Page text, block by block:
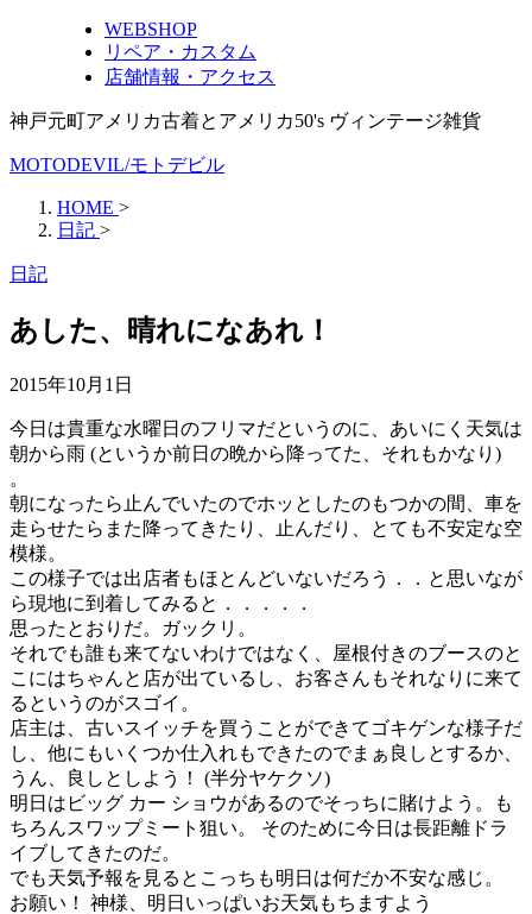
WEBSHOP
リペア・カスタム
店舗情報・アクセス
神戸元町アメリカ古着とアメリカ50's ヴィンテージ雑貨
MOTODEVIL/モトデビル
HOME >
日記 >
日記
あした、晴れになあれ！
2015年10月1日
今日は貴重な水曜日のフリマだというのに、あいにく天気は
朝から雨 (というか前日の晩から降ってた、それもかなり)
。
朝になったら止んでいたのでホッとしたのもつかの間、車を
走らせたらまた降ってきたり、止んだり、とても不安定な空
模様。
この様子では出店者もほとんどいないだろう．．と思いなが
ら現地に到着してみると．．．．．
思ったとおりだ。ガックリ。
それでも誰も来てないわけではなく、屋根付きのブースのと
こにはちゃんと店が出ているし、お客さんもそれなりに来て
るというのがスゴイ。
店主は、古いスイッチを買うことができてゴキゲンな様子だ
し、他にもいくつか仕入れもできたのでまぁ良しとするか、
うん、良しとしよう！ (半分ヤケクソ)
明日はビッグ カー ショウがあるのでそっちに賭けよう。も
ちろんスワップミート狙い。 そのために今日は長距離ドラ
イブしてきたのだ。
でも天気予報を見るとこっちも明日は何だか不安な感じ。
お願い！ 神様、明日いっぱいお天気もちますよう